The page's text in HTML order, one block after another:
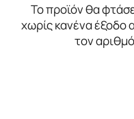
Το προϊόν θα
χωρίς κανένα έξοδο
τον